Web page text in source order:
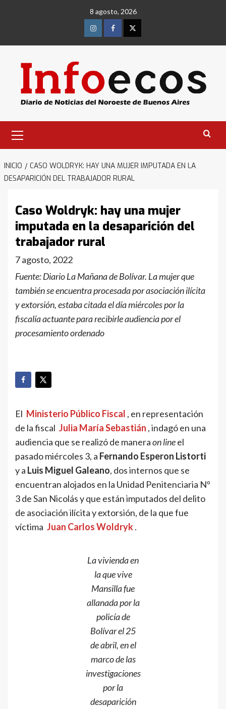
8 agosto, 2026
InstagramFacebookTwitter
primario
INICIO
CASO WOLDRYK: HAY UNA MUJER IMPUTADA EN LA
DESAPARICIÓN DEL TRABAJADOR RURAL
Caso Woldryk: hay una mujer
imputada en la desaparición del
trabajador rural
7 agosto, 2022
Fuente: Diario La Mañana de Bolívar. La mujer que
también se encuentra procesada por asociación ilícita
y extorsión, estaba citada el día miércoles por la
fiscalía actuante para recibirle audiencia por el
procesamiento ordenado
El Ministerio Público Fiscal , en representación
de la fiscal Julia María Sebastián , indagó en una
audiencia que se realizó de maneraon lineel
pasado miércoles 3, a Fernando Esperon Listorti
y a Luis Miguel Galeano, dos internos que se
encuentran alojados en la Unidad Penitenciaria Nº
3 de San Nicolás y que están imputados del delito
de asociación ilícita y extorsión, de la que fue
víctima Juan Carlos Woldryk .
La vivienda en
la que vive
Mansilla fue
allanada por la
policía de
Bolívar el 25
de abril, en el
marco de las
investigaciones
por la
desaparición